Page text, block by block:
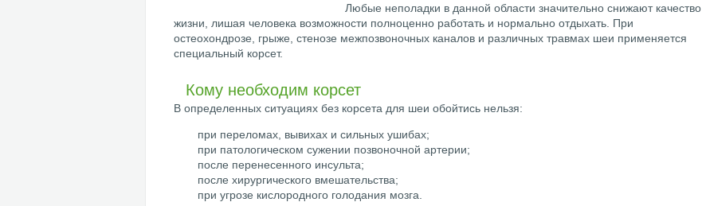
Любые неполадки в данной области значительно снижают качество
жизни, лишая человека возможности полноценно работать и нормально отдыхать. При
остеохондрозе, грыже, стенозе межпозвоночных каналов и различных травмах шеи применяется
специальный корсет.
Кому необходим корсет
В определенных ситуациях без корсета для шеи обойтись нельзя:
при переломах, вывихах и сильных ушибах;
при патологическом сужении позвоночной артерии;
после перенесенного инсульта;
после хирургического вмешательства;
при угрозе кислородного голодания мозга.